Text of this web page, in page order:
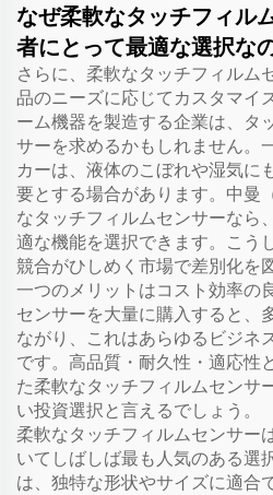
なぜ柔軟なタッチフィル
者にとって最適な選択な
さらに、柔軟なタッチフィルム
品のニーズに応じてカスタマイ
ーム機器を製造する企業は、タ
サーを求めるかもしれません。
カーは、液体のこぼれや湿気に
要とする場合があります。中
なタッチフィルムセンサーなら
適な機能を選択できます。こう
競合がひしめく市場で差別化を
一つのメリットはコスト効率の
センサーを大量に購入すると、
ながり、これはあらゆるビジネ
です。高品質・耐久性・適応性
た柔軟なタッチフィルムセンサ
い投資選択と言えるでしょう。
柔軟なタッチフィルムセンサー
いてしばしば最も人気のある選
は、独特な形状やサイズに適合